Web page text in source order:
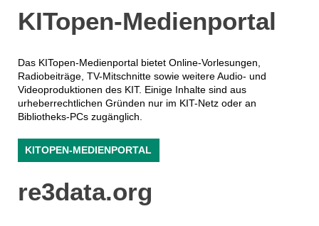
KITopen-Medienportal
Das KITopen-Medienportal bietet Online-Vorlesungen,
Radiobeiträge, TV-Mitschnitte sowie weitere Audio- und
Videoproduktionen des KIT. Einige Inhalte sind aus
urheberrechtlichen Gründen nur im KIT-Netz oder an
Bibliotheks-PCs zugänglich.
KITOPEN-MEDIENPORTAL
re3data.org